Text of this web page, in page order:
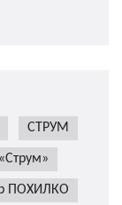
СТРУМ
ПОХИЛКО